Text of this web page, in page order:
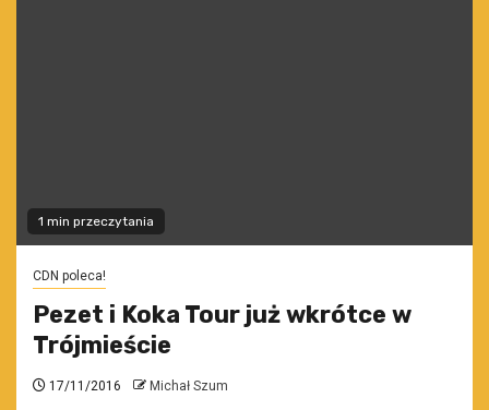
1 min przeczytania
CDN poleca!
Pezet i Koka Tour już wkrótce w
Trójmieście
17/11/2016 Michał Szum